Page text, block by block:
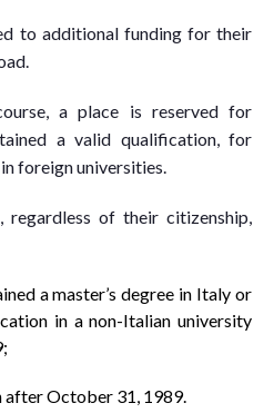
to additional funding for their
a place is reserved for
a valid qualification, for
foreign universities.
regardless of their citizenship,
a master’s degree in Italy or
in a non-Italian university
after October 31, 1989.